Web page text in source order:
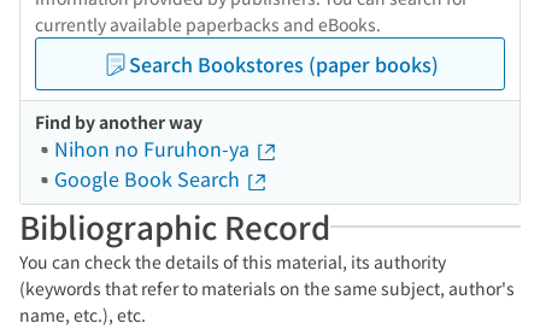
currently available paperbacks and eBooks.
Search Bookstores (paper books)
Find by another way
Nihon no Furuhon-ya
Google Book Search
Bibliographic Record
You can check the details of this material, its authority
(keywords that refer to materials on the same subject, author's
name, etc.), etc.